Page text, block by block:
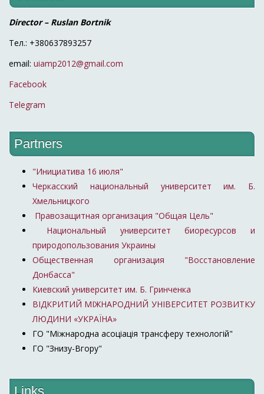
Director – Ruslan Bortnik
Тел.: +380637893257
email: uiamp2012@gmail.com
Facebook
Telegram
Partners
"Инициатива 16 июля"
Черкасский национальный университет им. Б.
Хмельницкого
Правозащитная организация "Общая Цель"
Национальный университет биоресурсов и
природопользования Украины
Общественная организация "Восстановление
Донбасса"
Киевский университет им. Б. Гринченка
ВІДКРИТИЙ МІЖНАРОДНИЙ УНІВЕРСИТЕТ РОЗВИТКУ
ЛЮДИНИ «УКРАЇНА»
ГО "Міжнародна асоціація трансферу технологій"
ГО "Знизу-Вгору"
Links